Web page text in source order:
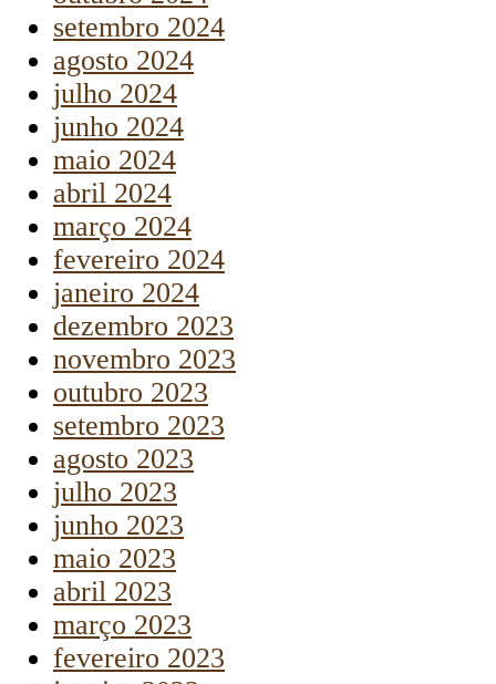
setembro 2024
agosto 2024
julho 2024
junho 2024
maio 2024
abril 2024
março 2024
fevereiro 2024
janeiro 2024
dezembro 2023
novembro 2023
outubro 2023
setembro 2023
agosto 2023
julho 2023
junho 2023
maio 2023
abril 2023
março 2023
fevereiro 2023